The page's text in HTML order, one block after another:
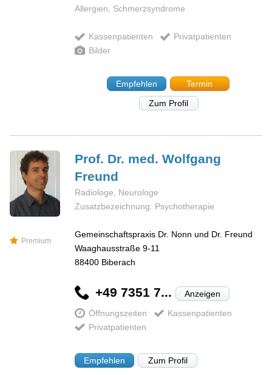
Allergien, Schmerzsyndrome
Kassenpatienten
Privatpatienten
Bilder
Empfehlen
Termin
Zum Profil
Premium
Prof. Dr. med. Wolfgang
Freund
Radiologe, Neurologe
Zusatzbezeichnung: Psychotherapie
Gemeinschaftspraxis Dr. Nonn und Dr. Freund
Waaghausstraße 9-11
88400 Biberach
+49 7351 7... Anzeigen
Öffnungszeiten
Kassenpatienten
Privatpatienten
Empfehlen Zum Profil